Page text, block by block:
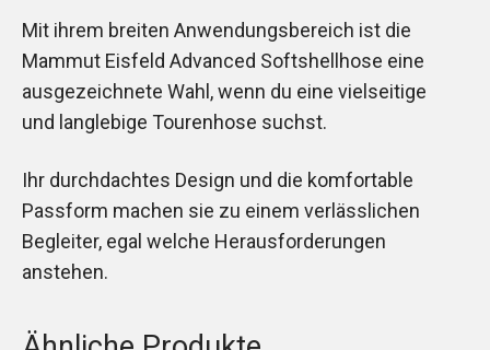
Mit ihrem breiten Anwendungsbereich ist die
Mammut Eisfeld Advanced Softshellhose eine
ausgezeichnete Wahl, wenn du eine vielseitige
und langlebige Tourenhose suchst.
Ihr durchdachtes Design und die komfortable
Passform machen sie zu einem verlässlichen
Begleiter, egal welche Herausforderungen
anstehen.